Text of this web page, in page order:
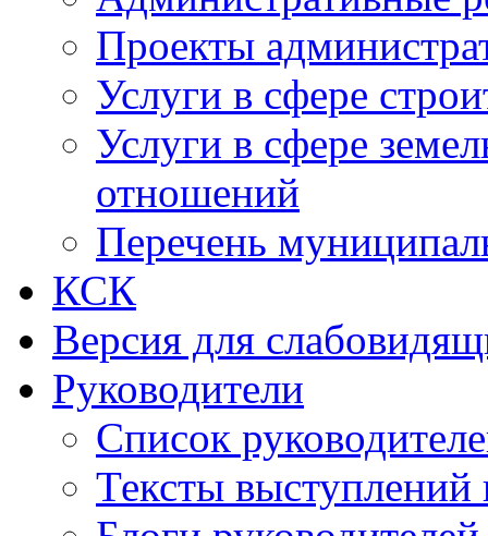
Проекты
Услуги в сфере
Услуги в сфере
отношений
Перечень
КСК
Версия для
Руководители
Список
Тексты выступлений